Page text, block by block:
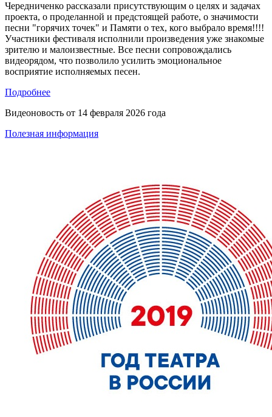
Чередниченко рассказали присутствующим о целях и задачах
проекта, о проделанной и предстоящей работе, о значимости
песни "горячих точек" и Памяти о тех, кого выбрало время!!!!
Участники фестиваля исполнили произведения уже знакомые
зрителю и малоизвестные. Все песни сопровождались
видеорядом, что позволило усилить эмоциональное
восприятие исполняемых песен.
Подробнее
Видеоновость от 14 февраля 2026 года
Полезная информация